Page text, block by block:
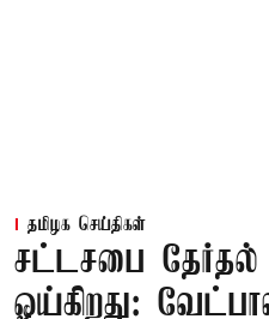
தமிழக செய்திகள்
சட்டசபை தேர்தல்
ஓய்கிறது: